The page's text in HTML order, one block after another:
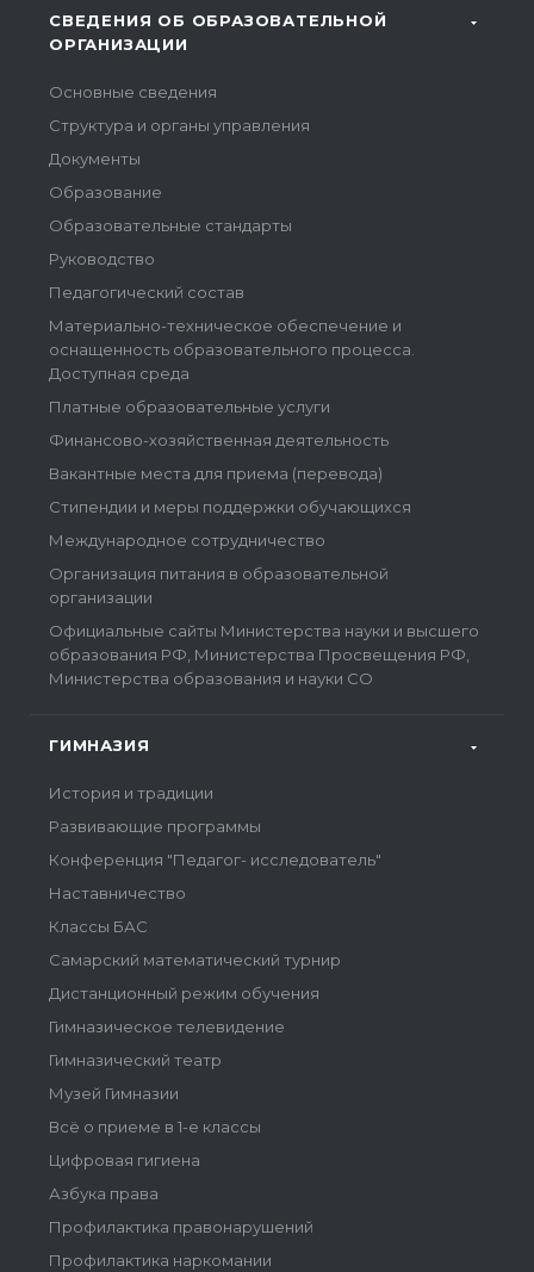
СВЕДЕНИЯ ОБ ОБРАЗОВАТЕЛЬНОЙ
ОРГАНИЗАЦИИ
Основные сведения
Структура и органы управления
Документы
Образование
Образовательные стандарты
Руководство
Педагогический состав
Материально-техническое обеспечение и
оснащенность образовательного процесса.
Доступная среда
Платные образовательные услуги
Финансово-хозяйственная деятельность
Вакантные места для приема (перевода)
Стипендии и меры поддержки обучающихся
Международное сотрудничество
Организация питания в образовательной
организации
Официальные сайты Министерства науки и высшего
образования РФ, Министерства Просвещения РФ,
Министерства образования и науки СО
ГИМНАЗИЯ
История и традиции
Развивающие программы
Конференция "Педагог- исследователь"
Наставничество
Классы БАС
Самарский математический турнир
Дистанционный режим обучения
Гимназическое телевидение
Гимназический театр
Музей Гимназии
Всё о приеме в 1-е классы
Цифровая гигиена
Азбука права
Профилактика правонарушений
Профилактика наркомании